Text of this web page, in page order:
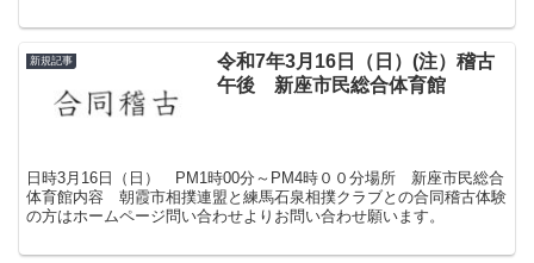
新規記事
令和7年3月16日（日）(注）稽古
午後 新座市民総合体育館
日時3月16日（日） PM1時00分～PM4時００分場所 新座市民総合
体育館内容 朝霞市相撲連盟と練馬石泉相撲クラブとの合同稽古体験
の方はホームページ問い合わせよりお問い合わせ願います。